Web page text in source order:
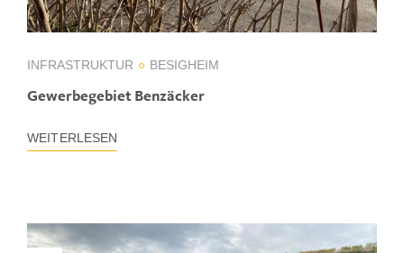
INFRASTRUKTUR BESIGHEIM
Gewerbegebiet Benzäcker
WEITERLESEN